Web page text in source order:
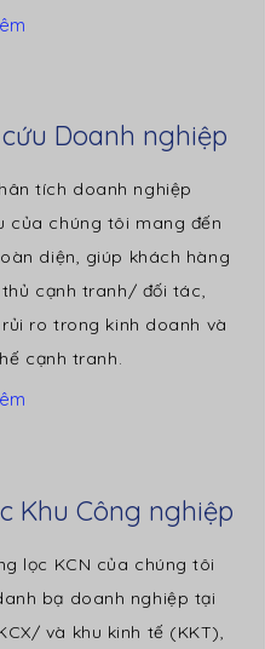
Doanh nghiệp
tích doanh nghiệp
của chúng tôi mang đến
diện, giúp khách hàng
cạnh tranh/ đối tác,
ro trong kinh doanh và
cạnh tranh.
Khu Công nghiệp
lọc KCN của chúng tôi
bạ doanh nghiệp tại
và khu kinh tế (KKT),